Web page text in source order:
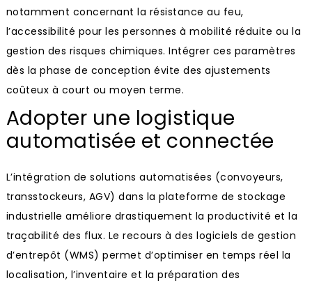
notamment concernant la résistance au feu,
l’accessibilité pour les personnes à mobilité réduite ou la
gestion des risques chimiques. Intégrer ces paramètres
dès la phase de conception évite des ajustements
coûteux à court ou moyen terme.
Adopter une logistique
automatisée et connectée
L’intégration de solutions automatisées (convoyeurs,
transstockeurs, AGV) dans la plateforme de stockage
industrielle améliore drastiquement la productivité et la
traçabilité des flux. Le recours à des logiciels de gestion
d’entrepôt (WMS) permet d’optimiser en temps réel la
localisation, l’inventaire et la préparation des